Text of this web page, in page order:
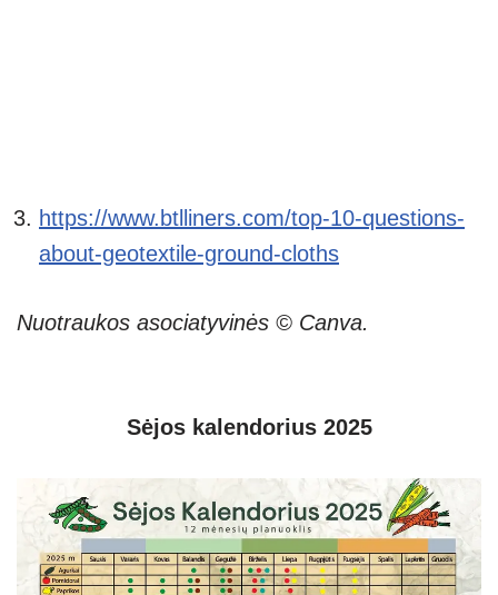
https://www.btlliners.com/top-10-questions-
about-geotextile-ground-cloths
Nuotraukos asociatyvinės © Canva.
Sėjos kalendorius 2025